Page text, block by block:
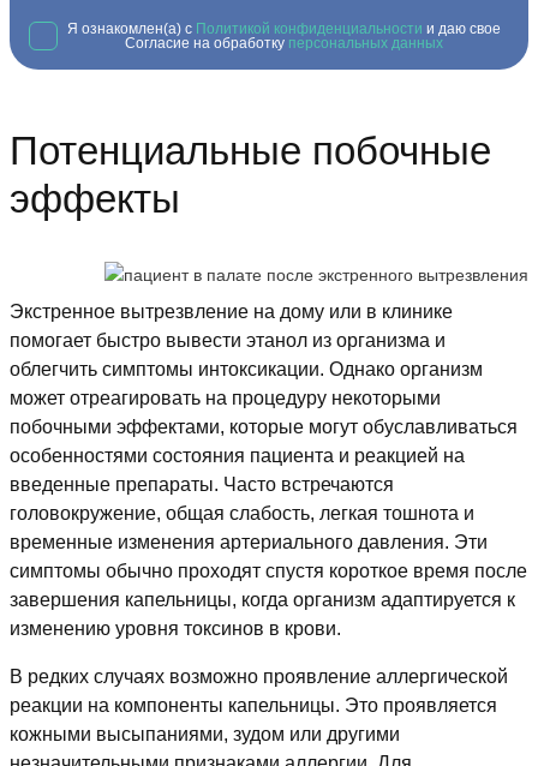
Я ознакомлен(а) с Политикой конфиденциальности и даю свое
Согласие на обработку персональных данных
Потенциальные побочные
эффекты
Экстренное вытрезвление на дому или в клинике
помогает быстро вывести этанол из организма и
облегчить симптомы интоксикации. Однако организм
может отреагировать на процедуру некоторыми
побочными эффектами, которые могут обуславливаться
особенностями состояния пациента и реакцией на
введенные препараты. Часто встречаются
головокружение, общая слабость, легкая тошнота и
временные изменения артериального давления. Эти
симптомы обычно проходят спустя короткое время после
завершения капельницы, когда организм адаптируется к
изменению уровня токсинов в крови.
В редких случаях возможно проявление аллергической
реакции на компоненты капельницы. Это проявляется
кожными высыпаниями, зудом или другими